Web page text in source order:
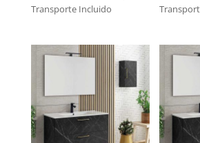
Transporte Incluido